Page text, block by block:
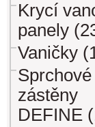
Krycí
panely
Vaničky
Sprchové
zástěny
DEFINE